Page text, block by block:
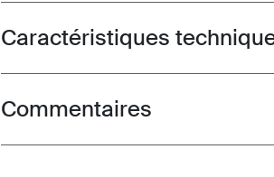
Toggle techspec
Caractéristiques
Toggle overview
Commentaires